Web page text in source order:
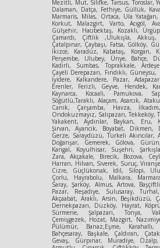
Mezitli, Mut, Silifke, Tarsus, Toroslar,
Dalaman, Datça, Fethiye, Güllük,
Marmaris, Milas, Ortaca, Ula
Korkut, Malazgirt, Varto, Acıgöl,
Gülşehir, Hacıbektaş, Kozaklı,
Çamardı, Çiftlik ,Ulukışla, Akkuş,
Çatalpınar, Çaybaşı, Fatsa, Gölköy,
İkizce, Karadüz, Kabataş, Korgan,
Perşembe, Ulubey, Ünye, Bahçe,
Kadirli, Sumbas, Toprakkale,
Çayeli Derepazarı, Fındıklı,
İyidere, Kalkandere, Pazar,
Erenler, Ferizli, Geyve, Hendek,
Kaynarca, Kocaali, Pamukova,
Söğütlü,Taraklı, Alaçam, Asarcık,
Canik, Çarşamba, Havza,
Ondokuzmayız, Salıpazarı, Tekkeköy,
Yakakent, Aydınlar, Baykan, Eru,
Şirvan, Ayancık, Boyabat, Dikmen,
Gerze, Saraydüzü, Türkeli Akıncılar,
Doğanşar, Gemerek, Gölova,
Kangal, Koyulhisar, Suşehri,
Zara, Akçakale, Birecik, Bozova,
Harran, Hilvan, Siverek, Suruç,
Cizre, Güçlükonak, İdil, Silopi,
Çorlu, Hayrabolu, Malkara,
Saray, Şarköy, Almus, Artova,
Pazar, Reşadiye, Sulusaray,
Akçaabat, Araklı, Arsin, Beşikdüzü,
Dernekpazarı, Düzköy, Hayrat,
Sürmene, Şalpazarı, Tonya,
Çemişgezek, Hozat, Mazgirt,
Pülümür, Banaz,Eşme, Karahallı,
Bahçesaray, Başkale, Çaldıran,
Gevaş, Gürpınar, Muradiye, Özalp,